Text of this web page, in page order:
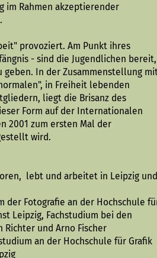
im Rahmen akzeptierender
provoziert. Am Punkt ihres
- sind die Jugendlichen bereit,
geben. In der Zusammenstellung
in Freiheit lebenden
liegt die Brisanz des
Form auf der Internationalen
2001 zum ersten Mal der
wird.
lebt und arbeitet in Leipzig und
der Fotografie an der Hochschule
Leipzig, Fachstudium bei den
Richter und Arno Fischer
an der Hochschule für Grafik